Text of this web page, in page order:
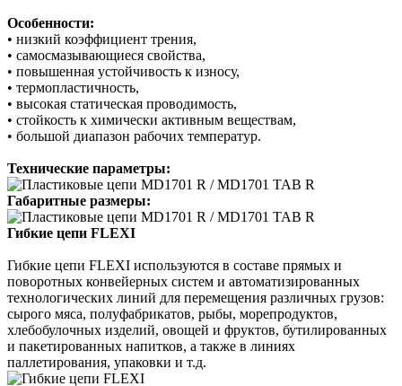
Особенности:
• низкий коэффициент трения,
• самосмазывающиеся свойства,
• повышенная устойчивость к износу,
• термопластичность,
• высокая статическая проводимость,
• стойкость к химически активным веществам,
• большой диапазон рабочих температур.
Технические параметры:
Габаритные размеры:
Гибкие цепи FLEXI
Гибкие цепи FLEXI используются в составе прямых и
поворотных конвейерных систем и автоматизированных
технологических линий для перемещения различных грузов:
сырого мяса, полуфабрикатов, рыбы, морепродуктов,
хлебобулочных изделий, овощей и фруктов, бутилированных
и пакетированных напитков, а также в линиях
паллетирования, упаковки и т.д.